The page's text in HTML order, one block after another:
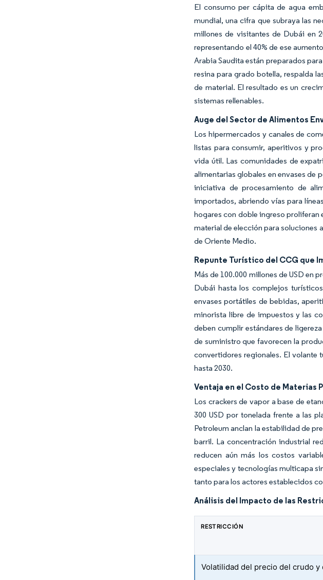
El consumo per cápita de agua
mundial, una cifra que subraya las
millones de visitantes de Dubái en
representando el 40% de ese
Arabia Saudita están preparados
resina para grado botella, respalda
de material. El resultado es un
sistemas rellenables.
Auge del Sector de Alimentos
Los hipermercados y canales de
listas para consumir, aperitivos y
vida útil. Las comunidades de
alimentarias globales en envases de
iniciativa de procesamiento de
importados, abriendo vías para
hogares con doble ingreso proliferan
material de elección para soluciones
de Oriente Medio.
Repunte Turístico del CCG que
Más de 100.000 millones de USD en
Dubái hasta los complejos
envases portátiles de bebidas,
minorista libre de impuestos y las
deben cumplir estándares de
de suministro que favorecen la
convertidores regionales. El volante
hasta 2030.
Ventaja en el Costo de Materias
Los crackers de vapor a base de
300 USD por tonelada frente a las
Petroleum anclan la estabilidad de
barril. La concentración industrial
reducen aún más los costos
especiales y tecnologías multicapa
tanto para los actores establecidos
Análisis del Impacto de las
RESTRICCIÓN
Volatilidad del precio del crudo y